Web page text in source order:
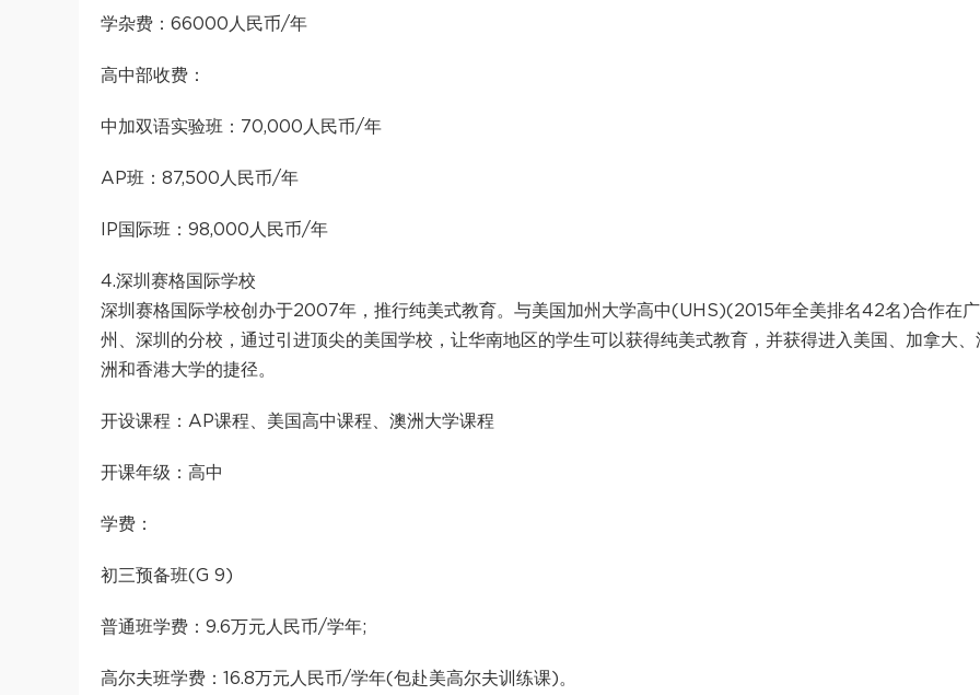
学杂费：66000人民币/年
高中部收费：
中加双语实验班：70,000人民币/年
AP班：87,500人民币/年
IP国际班：98,000人民币/年
4.深圳赛格国际学校
深圳赛格国际学校创办于2007年，推行纯美式教育。与美国加州大学高中(UHS)(2015年全美排名42名)合作在广
州、深圳的分校，通过引进顶尖的美国学校，让华南地区的学生可以获得纯美式教育，并获得进入美国、加拿大、
洲和香港大学的捷径。
开设课程：AP课程、美国高中课程、澳洲大学课程
开课年级：高中
学费：
初三预备班(G 9)
普通班学费：9.6万元人民币/学年;
高尔夫班学费：16.8万元人民币/学年(包赴美高尔夫训练课)。